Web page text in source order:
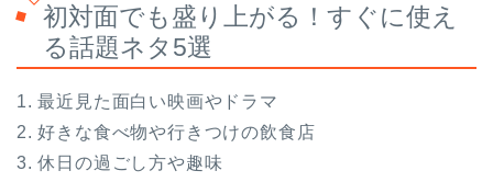
初対面でも盛り上がる！すぐに使え
る話題ネタ5選
1. 最近見た面白い映画やドラマ
2. 好きな食べ物や行きつけの飲食店
3. 休日の過ごし方や趣味